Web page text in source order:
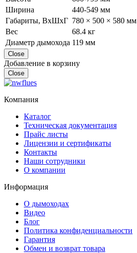
Ширина
440-549 мм
Габариты, ВхШхГ 780 × 500 × 580 мм
Вес
68.4 кг
Диаметр дымохода 119 мм
Close
Добавление в корзину
Close
Компания
Каталог
Техническая документация
Прайс листы
Лицензии и сертификаты
Контакты
Наши сотрудники
О компании
Информация
О дымоходах
Видео
Блог
Политика конфиденциальности
Гарантия
Обмен и возврат товара